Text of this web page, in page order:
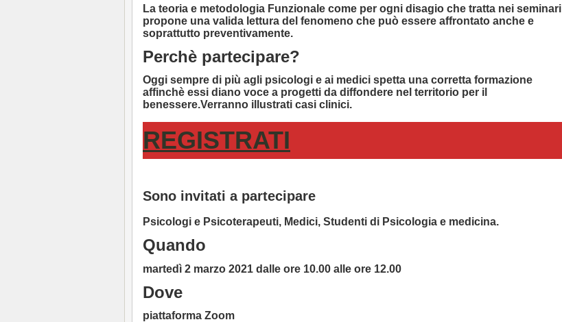
La teoria e metodologia Funzionale come per ogni disagio che tratta nei seminari
propone una valida lettura del fenomeno che può essere affrontato anche e
soprattutto preventivamente.
Perchè partecipare?
Oggi sempre di più agli psicologi e ai medici spetta una corretta formazione
affinchè essi diano voce a progetti da diffondere nel territorio per il
benessere.Verranno illustrati casi clinici.
REGISTRATI
Sono invitati a partecipare
Psicologi e Psicoterapeuti, Medici, Studenti di Psicologia e medicina.
Quando
martedì 2 marzo 2021 dalle ore 10.00 alle ore 12.00
Dove
piattaforma Zoom